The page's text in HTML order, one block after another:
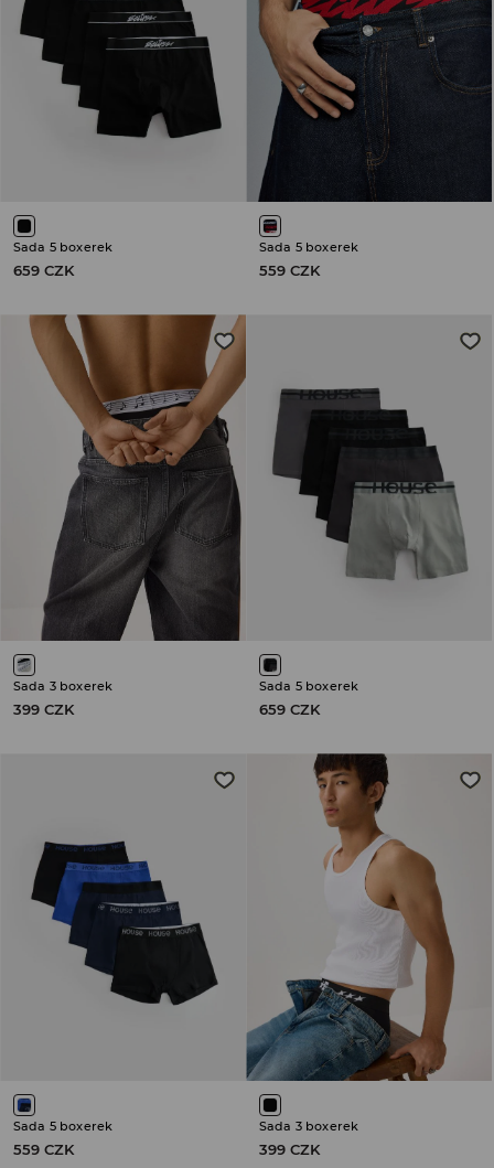
Sada 5 boxerek
659 CZK
Sada 5 boxerek
559 CZK
Sada 3 boxerek
399 CZK
Sada 5 boxerek
659 CZK
Sada 5 boxerek
559 CZK
Sada 3 boxerek
399 CZK